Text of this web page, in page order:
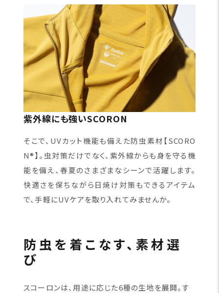
紫外線にも強いSCORON
そこで、UVカット機能も備えた防虫素材【SCORO
N®】。虫対策だけでなく、紫外線からも身を守る機
能を備え、春夏のさまざまなシーンで活躍します。
快適さを保ちながら日焼け対策もできるアイテム
で、手軽にUVケアを取り入れてみませんか。
防虫を着こなす、素材選
び
スコーロンは、用途に応じた6種の生地を展開。す